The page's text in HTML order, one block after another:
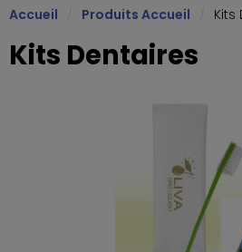
Accueil Produits Accueil Kits
Kits Dentaires